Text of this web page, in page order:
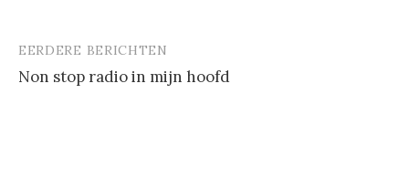
Berichtnavigatie
EERDERE BERICHTEN
Non stop radio in mijn hoofd